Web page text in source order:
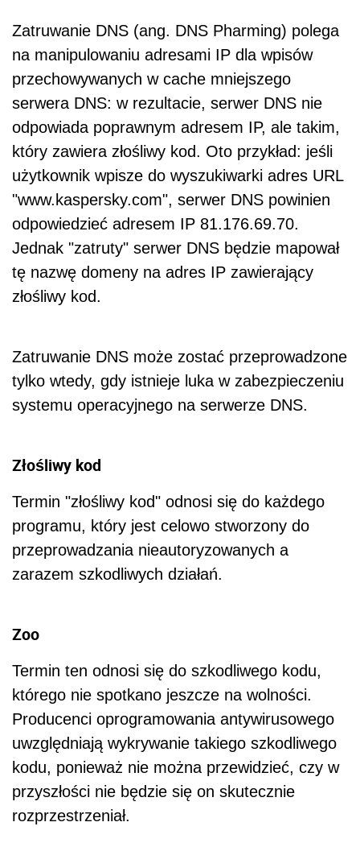
Zatruwanie DNS (ang. DNS Pharming) polega
na manipulowaniu adresami IP dla wpisów
przechowywanych w cache mniejszego
serwera DNS: w rezultacie, serwer DNS nie
odpowiada poprawnym adresem IP, ale takim,
który zawiera złośliwy kod. Oto przykład: jeśli
użytkownik wpisze do wyszukiwarki adres URL
"www.kaspersky.com", serwer DNS powinien
odpowiedzieć adresem IP 81.176.69.70.
Jednak "zatruty" serwer DNS będzie mapował
tę nazwę domeny na adres IP zawierający
złośliwy kod.
Zatruwanie DNS może zostać przeprowadzone
tylko wtedy, gdy istnieje luka w zabezpieczeniu
systemu operacyjnego na serwerze DNS.
Złośliwy kod
Termin "złośliwy kod" odnosi się do każdego
programu, który jest celowo stworzony do
przeprowadzania nieautoryzowanych a
zarazem szkodliwych działań.
Zoo
Termin ten odnosi się do szkodliwego kodu,
którego nie spotkano jeszcze na wolności.
Producenci oprogramowania antywirusowego
uwzględniają wykrywanie takiego szkodliwego
kodu, ponieważ nie można przewidzieć, czy w
przyszłości nie będzie się on skutecznie
rozprzestrzeniał.